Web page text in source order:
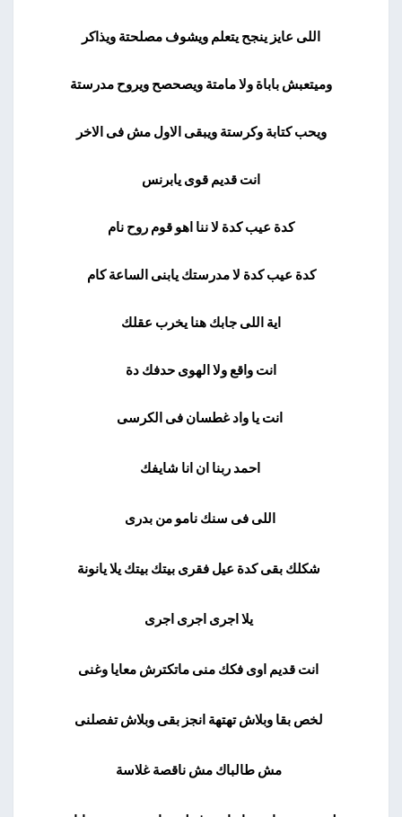
اللى عايز ينجح يتعلم ويشوف مصلحتة ويذاكر
وميتعبش باباة ولا مامتة ويصحصح ويروح مدرستة
ويحب كتابة وكرستة ويبقى الاول مش فى الاخر
انت قديم قوى يابرنس
كدة عيب كدة لا ننا اهو قوم روح نام
كدة عيب كدة لا مدرستك يابنى الساعة كام
اية اللى جابك هنا يخرب عقلك
انت واقع ولا الهوى حدفك دة
انت يا واد غطسان فى الكرسى
احمد ربنا ان انا شايفك
اللى فى سنك نامو من بدرى
شكلك بقى كدة عيل فقرى بيتك بيتك يلا يانونة
يلا اجرى اجرى اجرى
انت قديم اوى فكك منى ماتكترش معايا وغنى
لخص بقا وبلاش تهتهة انجز بقى وبلاش تفصلنى
مش طالباك مش ناقصة غلاسة